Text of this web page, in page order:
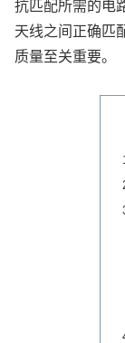
抗匹配所需的电
天线之间正确匹
质量至关重要。